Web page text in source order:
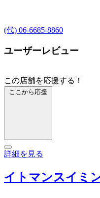
(代) 06-6685-8860
ユーザーレビュー
この店舗を応援する！
ここから応援
詳細を見る
イトマンスイミ